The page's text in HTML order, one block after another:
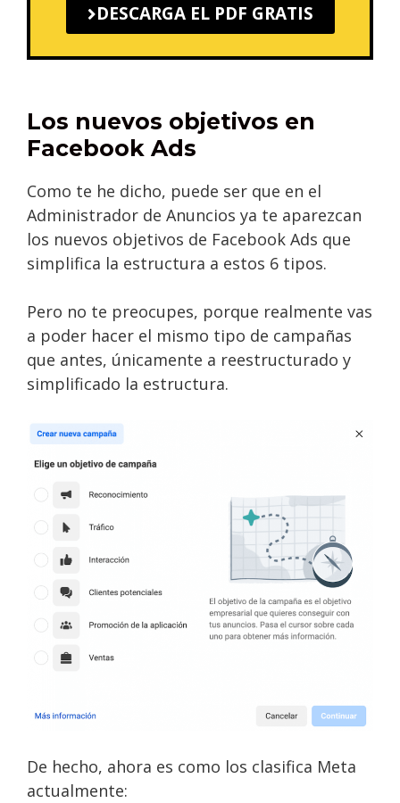
DESCARGA EL PDF GRATIS
Los nuevos objetivos en
Facebook Ads
Como te he dicho, puede ser que en el
Administrador de Anuncios ya te aparezcan
los nuevos objetivos de Facebook Ads que
simplifica la estructura a estos 6 tipos.
Pero no te preocupes, porque realmente vas
a poder hacer el mismo tipo de campañas
que antes, únicamente a reestructurado y
simplificado la estructura.
De hecho, ahora es como los clasifica Meta
actualmente: